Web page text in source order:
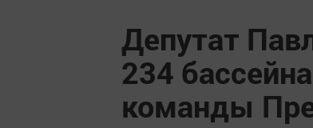
Депутат
234
команды